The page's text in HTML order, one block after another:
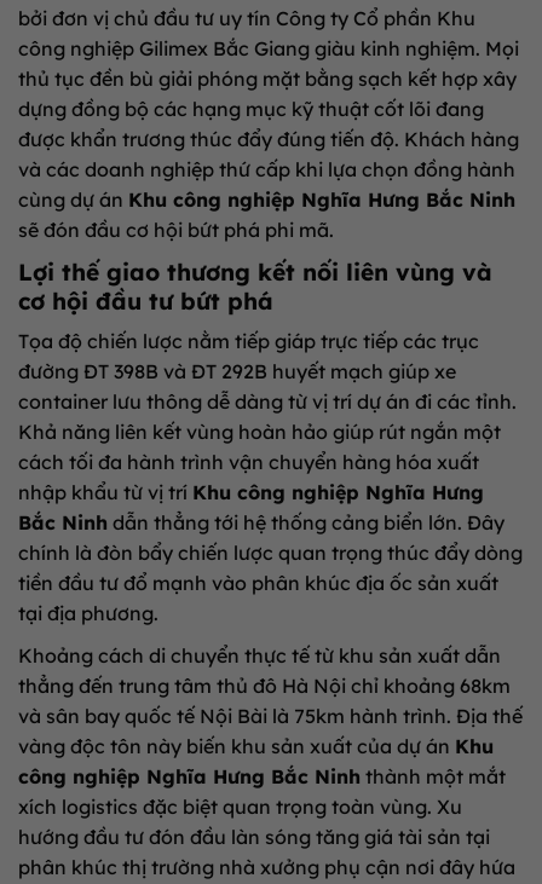
bởi đơn vị chủ đầu tư uy tín Công ty Cổ phần Khu
công nghiệp Gilimex Bắc Giang giàu kinh nghiệm. Mọi
thủ tục đền bù giải phóng mặt bằng sạch kết hợp xây
dựng đồng bộ các hạng mục kỹ thuật cốt lõi đang
được khẩn trương thúc đẩy đúng tiến độ. Khách hàng
và các doanh nghiệp thứ cấp khi lựa chọn đồng hành
cùng dự án Khu công nghiệp Nghĩa Hưng Bắc Ninh
sẽ đón đầu cơ hội bứt phá phi mã.
Lợi thế giao thương kết nối liên vùng và
cơ hội đầu tư bứt phá
Tọa độ chiến lược nằm tiếp giáp trực tiếp các trục
đường ĐT 398B và ĐT 292B huyết mạch giúp xe
container lưu thông dễ dàng từ vị trí dự án đi các tỉnh.
Khả năng liên kết vùng hoàn hảo giúp rút ngắn một
cách tối đa hành trình vận chuyển hàng hóa xuất
nhập khẩu từ vị trí Khu công nghiệp Nghĩa Hưng
Bắc Ninh dẫn thẳng tới hệ thống cảng biển lớn. Đây
chính là đòn bẩy chiến lược quan trọng thúc đẩy dòng
tiền đầu tư đổ mạnh vào phân khúc địa ốc sản xuất
tại địa phương.
Khoảng cách di chuyển thực tế từ khu sản xuất dẫn
thẳng đến trung tâm thủ đô Hà Nội chỉ khoảng 68km
và sân bay quốc tế Nội Bài là 75km hành trình. Địa thế
vàng độc tôn này biến khu sản xuất của dự án Khu
công nghiệp Nghĩa Hưng Bắc Ninh thành một mắt
xích logistics đặc biệt quan trọng toàn vùng. Xu
hướng đầu tư đón đầu làn sóng tăng giá tài sản tại
phân khúc thị trường nhà xưởng phụ cận nơi đây hứa